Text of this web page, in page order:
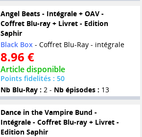
Angel Beats - Intégrale + OAV -
Coffret Blu-ray + Livret - Edition
Saphir
Black Box - Coffret Blu-Ray - intégrale
8.96 €
Article disponible
Points fidelités : 50
Nb Blu-Ray : 2 - Nb épisodes : 13
Dance in the Vampire Bund -
Intégrale - Coffret Blu-ray + Livret -
Edition Saphir